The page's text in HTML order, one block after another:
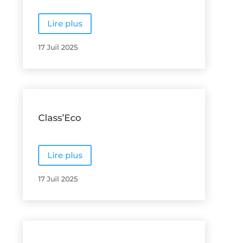
Lire plus
17 Juil 2025
Class’Eco
Lire plus
17 Juil 2025